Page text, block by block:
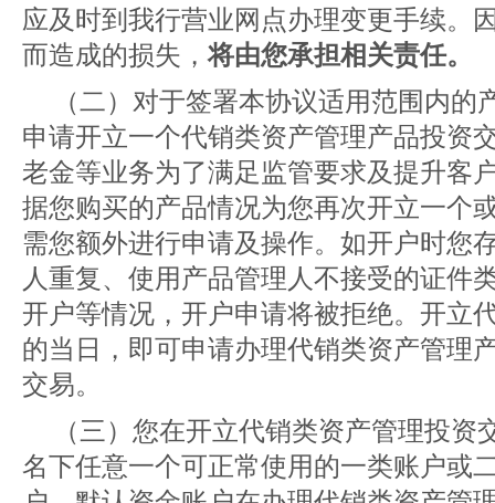
应及时到我行营业网点办理变更手续。
而造成的损失，将由您承担相关责任。
（二）对于签署本协议适用范围内
申请开立一个代销类资产管理产品投资
老金等业务为了满足监管要求及提升客
据您购买的产品情况为您再次开立一个
需您额外进行申请及操作。如开户时您
人重复、使用产品管理人不接受的证件
开户等情况，开户申请将被拒绝。开立
的当日，即可申请办理代销类资产管理
交易。
（三）您在开立代销类资产管理投
名下任意一个可正常使用的一类账户或